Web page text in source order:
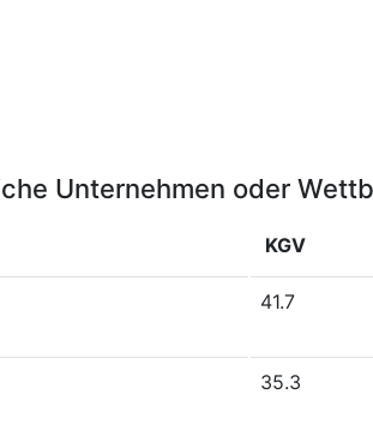
Unternehmen oder
KGV
41.7
35.3